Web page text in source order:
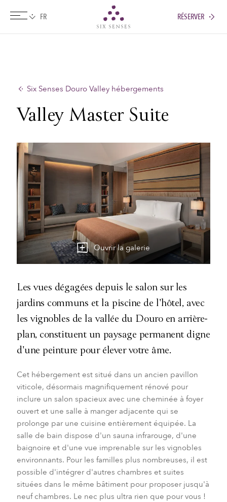
RÉSERVER
Six Senses Douro Valley hébergements
Valley Master Suite
Ouvrir la galerie
Les vues dégagées depuis le salon sur les
jardins communs et la piscine de l'hôtel, avec
les vignobles de la vallée du Douro en arrière-
plan, constituent un paysage permanent digne
d'une peinture pour élever votre âme.
Cet hébergement est situé dans un ancien pavillon
viticole, désormais magnifiquement rénové pour
inclure un salon spacieux avec une cheminée à foyer
ouvert et une salle à manger adjacente qui se
prolonge par une cuisine entièrement équipée. La
salle de bain dispose d'un sauna infrarouge, d'une
baignoire et d'une vue imprenable sur les vignobles
environnants. Pour les familles plus nombreuses, il est
possible d'intégrer d'autres chambres et suites
situées dans le même bâtiment pour proposer jusqu'à
neuf chambres. Le nec plus ultra rien que pour vous !